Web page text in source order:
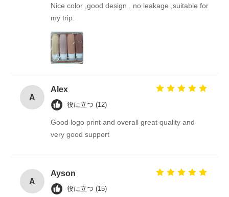
Nice color ,good design . no leakage ,suitable for
my trip.
A
Alex
役に立つ (12)
Good logo print and overall great quality and
very good support
A
Ayson
役に立つ (15)